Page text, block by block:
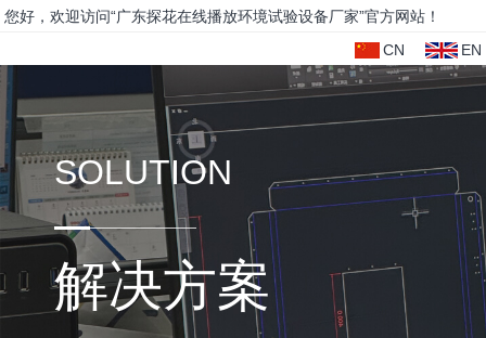
您好，欢迎访问“广东探花在线播放环境试验设备厂家”官方网站！
CN
EN
SOLUTION
解决方案